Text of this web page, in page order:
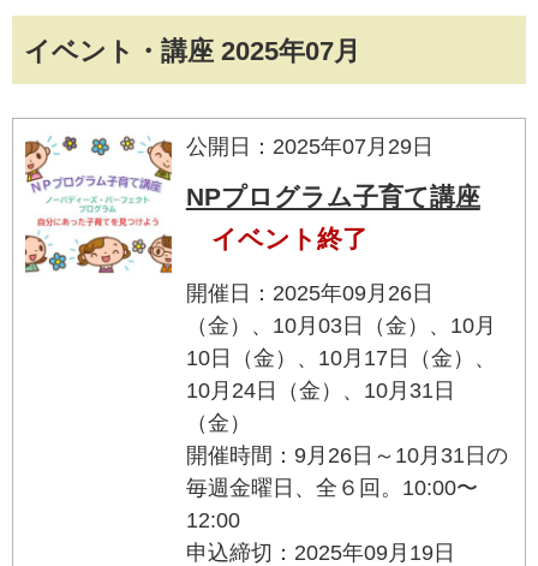
イベント・講座 2025年07月
公開日：2025年07月29日
NPプログラム子育て講座
イベント終了
開催日：2025年09月26日
（金）、10月03日（金）、10月
10日（金）、10月17日（金）、
10月24日（金）、10月31日
（金）
開催時間：9月26日～10月31日の
毎週金曜日、全６回。10:00〜
12:00
申込締切：2025年09月19日